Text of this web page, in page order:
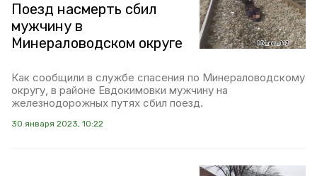
Поезд насмерть сбил
мужчину в
Минераловодском округе
Как сообщили в службе спасения по Минераловодскому
округу, в районе Евдокимовки мужчину на
железнодорожных путях сбил поезд.
30 января 2023, 10:22